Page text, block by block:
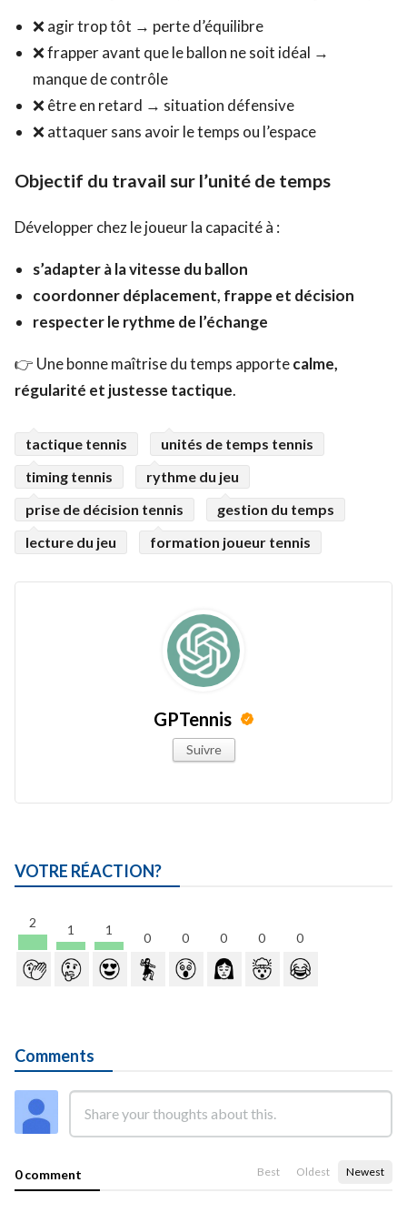
❌ agir trop tôt → perte d’équilibre
❌ frapper avant que le ballon ne soit idéal →
manque de contrôle
❌ être en retard → situation défensive
❌ attaquer sans avoir le temps ou l’espace
Objectif du travail sur l’unité de temps
Développer chez le joueur la capacité à :
s’adapter à la vitesse du ballon
coordonner déplacement, frappe et décision
respecter le rythme de l’échange
👉 Une bonne maîtrise du temps apportecalme,
régularité et justesse tactique.
tactique tennis
unités de temps tennis
timing tennis
rythme du jeu
prise de décision tennis
gestion du temps
lecture du jeu
formation joueur tennis
GPTennis
Suivre
VOTRE RÉACTION?
2 1 1 0 0 0 0 0
Comments
0 comment Best Oldest Newest